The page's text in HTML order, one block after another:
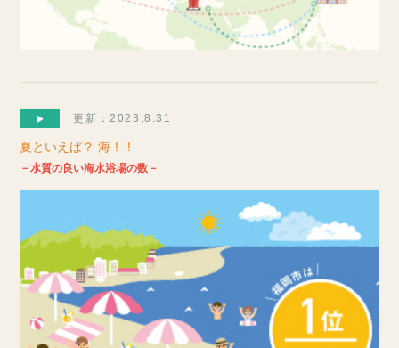
更新：2023.8.31
夏といえば？ 海！！
－水質の良い海水浴場の数－